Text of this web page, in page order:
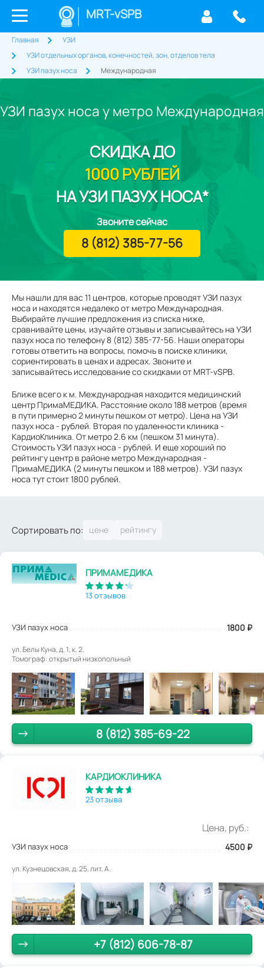
MRT-vSPB
Главная
УЗИ
УЗИ отдельных органов, конечностей, зон, отделов тела
УЗИ пазух носа
Международная
УЗИ пазух носа у метро Международная
Мы нашли для вас 11 центров, которые проводят УЗИ пазух
носа и находятся недалеко от метро Международная.
Выбирайте лучшие предложения из списка ниже,
сравнивайте цены, изучайте отзывы и записывайтесь на УЗИ
пазух носа по телефону 8 (812) 385-77-56. Наши операторы
готовы ответить на вопросы, помочь в поиске клиники,
сориентировать в ценах и адресах. Звоните и
записывайтесь исследование со скидками от MRT-vSPB.
Ближе всего к м. Международная находится медицинский
центр ПримаМЕДИКА. Расстояние около 188 метров (время
в пути примерно 2 минуты пешком от метро). Цена на УЗИ
пазух носа - рублей. Вторая по удаленности клиника -
КардиоКлиника. От метро 2.6 км (пешком 31 минута).
Стоимость УЗИ пазух носа - рублей. И еще хороший по
рейтингу центр в районе метро Международная -
ПримаМЕДИКА (2 минуты пешком и 188 метров). УЗИ пазух
носа тут стоит 1800 рублей.
СКИДКАДО
1000 РУБЛЕЙ
НА УЗИ ПАЗУХ НОСА*
Звоните сейчас
8 (812) 385-77-56
Сортировать по:
ПРИМАМЕДИКА
13 отзывов
УЗИ пазух носа 1800 ₽
ул. Белы Куна, д. 1, к. 2.
Томограф: открытый низкопольный
8 (812) 385-69-22
КАРДИОКЛИНИКА
23 отзыва
Цена, руб.:
УЗИ пазух носа 4500 ₽
ул. Кузнецовская, д. 25, лит. А.
+7 (812) 606-78-87